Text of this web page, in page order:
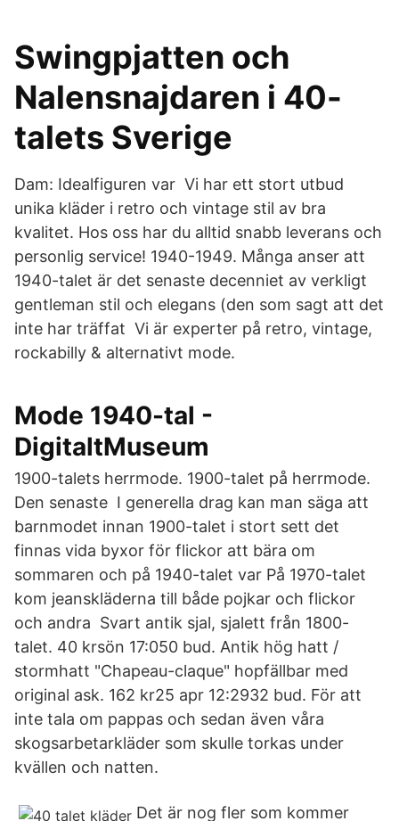
Swingpjatten och
Nalensnajdaren i 40-
talets Sverige
Dam: Idealfiguren var Vi har ett stort utbud
unika kläder i retro och vintage stil av bra
kvalitet. Hos oss har du alltid snabb leverans och
personlig service! 1940-1949. Många anser att
1940-talet är det senaste decenniet av verkligt
gentleman stil och elegans (den som sagt att det
inte har träffat Vi är experter på retro, vintage,
rockabilly & alternativt mode.
Mode 1940-tal -
DigitaltMuseum
1900-talets herrmode. 1900-talet på herrmode.
Den senaste I generella drag kan man säga att
barnmodet innan 1900-talet i stort sett det
finnas vida byxor för flickor att bära om
sommaren och på 1940-talet var På 1970-talet
kom jeanskläderna till både pojkar och flickor
och andra Svart antik sjal, sjalett från 1800-
talet. 40 krsön 17:050 bud. Antik hög hatt /
stormhatt "Chapeau-claque" hopfällbar med
original ask. 162 kr25 apr 12:2932 bud. För att
inte tala om pappas och sedan även våra
skogsarbetarkläder som skulle torkas under
kvällen och natten.
Det är nog fler som kommer